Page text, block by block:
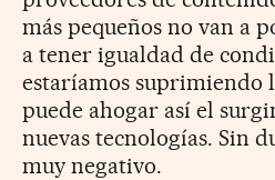
más pequeños no van a
a tener igualdad de
estaríamos suprimiendo
puede ahogar así el
nuevas tecnologías. Sin
muy negativo.